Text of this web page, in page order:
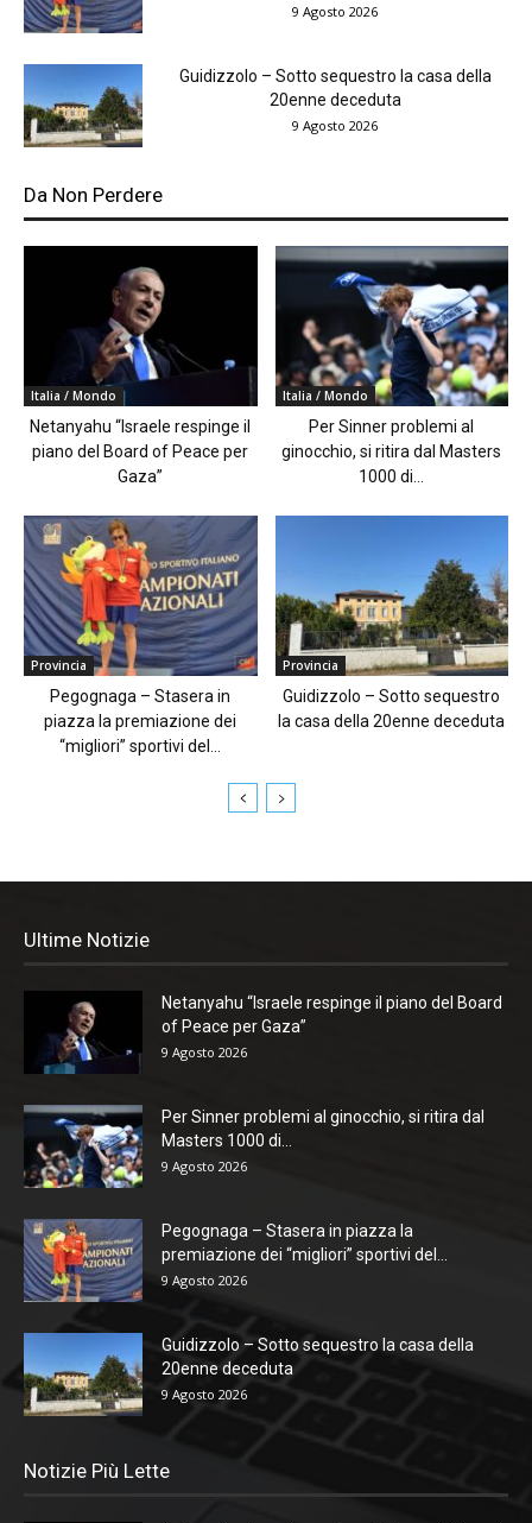
9 Agosto 2026
Guidizzolo – Sotto sequestro la casa della
20enne deceduta
9 Agosto 2026
Da Non Perdere
Italia / Mondo
Netanyahu “Israele respinge il
piano del Board of Peace per
Gaza”
Italia / Mondo
Per Sinner problemi al
ginocchio, si ritira dal Masters
1000 di...
Provincia
Pegognaga – Stasera in
piazza la premiazione dei
“migliori” sportivi del...
Provincia
Guidizzolo – Sotto sequestro
la casa della 20enne deceduta
Ultime Notizie
Netanyahu “Israele respinge il piano del Board
of Peace per Gaza”
9 Agosto 2026
Per Sinner problemi al ginocchio, si ritira dal
Masters 1000 di...
9 Agosto 2026
Pegognaga – Stasera in piazza la
premiazione dei “migliori” sportivi del...
9 Agosto 2026
Guidizzolo – Sotto sequestro la casa della
20enne deceduta
9 Agosto 2026
Notizie Più Lette